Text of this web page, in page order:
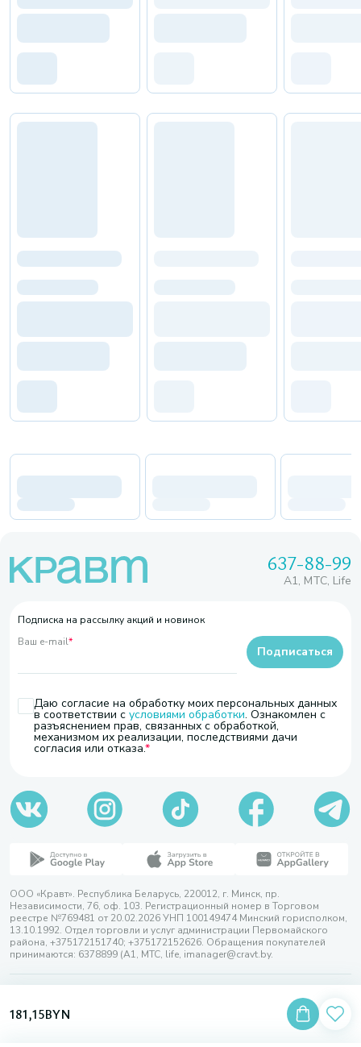
181,15BYN
637-88-99
A1, МТС, Life
Подписка на рассылку акций и новинок
Ваш e-mail*
Даю согласие на обработку моих персональных данных
в соответствии с условиями обработки. Ознакомлен с
разъяснением прав, связанных с обработкой,
механизмом их реализации, последствиями дачи
согласия или отказа.
Подписаться
ООО «Кравт». Республика Беларусь, 220012, г. Минск, пр.
Независимости, 76, оф. 103. Регистрационный номер в Торговом
реестре №769481 от 20.02.2026 УНП 100149474 Минский горисполком,
13.10.1992. Отдел торговли и услуг администрации Первомайского
района, +375172151740; +375172152626. Обращения покупателей
принимаются: 6378899 (А1, МТС, life, imanager@cravt.by.
Разработка сайта — SLAM
Выбор настроек Cookie